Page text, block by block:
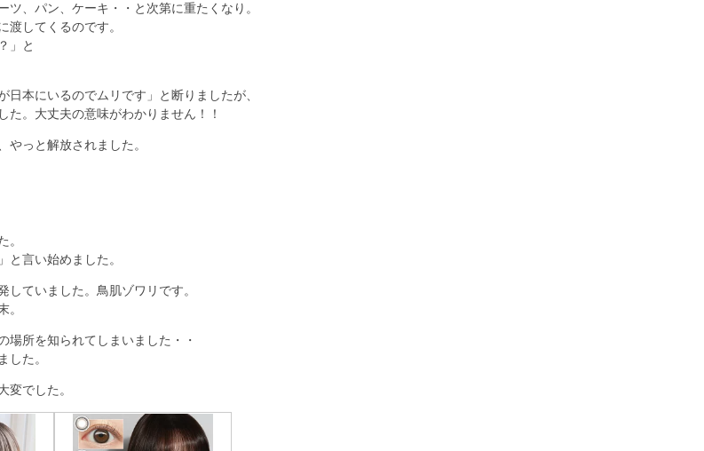
、パン、ケーキ・・と次第に重たくなり。
渡してくるのです。
」と
日本にいるのでムリです」と断りましたが、
た。大丈夫の意味がわかりません！！
っと解放されました。
。
言い始めました。
ていました。鳥肌ゾワリです。
。
場所を知られてしまいました・・
した。
変でした。